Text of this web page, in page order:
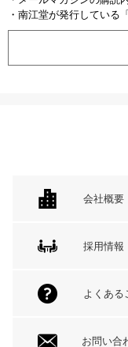
・南江堂が発行している
会社概要
採用情報
よくある
お問い合